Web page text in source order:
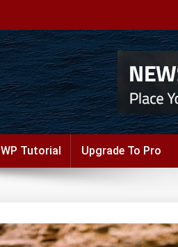
WP Tutorial Upgrade To Pro